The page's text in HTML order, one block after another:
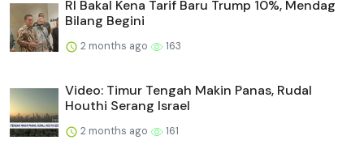
RI Bakal Kena Tarif Baru Trump 10%, Mendag
Bilang Begini
2 months ago 163
Video: Timur Tengah Makin Panas, Rudal
Houthi Serang Israel
2 months ago 161